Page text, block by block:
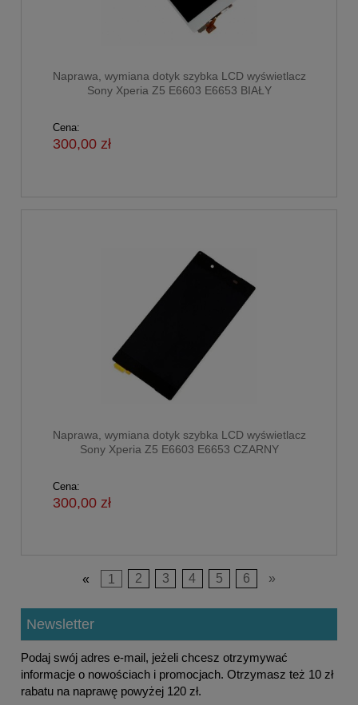
Naprawa, wymiana dotyk szybka LCD wyświetlacz
Sony Xperia Z5 E6603 E6653 BIAŁY
Cena:
300,00 zł
Naprawa, wymiana dotyk szybka LCD wyświetlacz
Sony Xperia Z5 E6603 E6653 CZARNY
Cena:
300,00 zł
« 1 2 3 4 5 6 »
Newsletter
Podaj swój adres e-mail, jeżeli chcesz otrzymywać
informacje o nowościach i promocjach. Otrzymasz też 10 zł
rabatu na naprawę powyżej 120 zł.